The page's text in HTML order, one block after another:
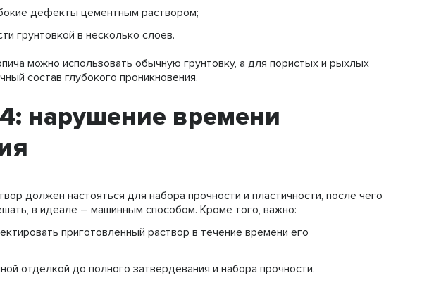
дефекты цементным раствором;
грунтовкой в несколько слоев.
можно использовать обычную грунтовку, а для пористых и рыхлых
состав глубокого проникновения.
нарушение времени
должен настояться для набора прочности и пластичности, после чего
в идеале – машинным способом. Кроме того, важно:
приготовленный раствор в течение времени его
отделкой до полного затвердевания и набора прочности.